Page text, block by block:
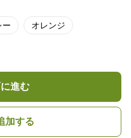
ー オレンジ
進む
加する